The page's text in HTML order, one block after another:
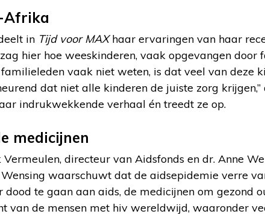
Afrika
in Tijd voor MAXhaar ervaringen van haar
hier hoe weeskinderen, vaak opgevangen door
familieleden vaak niet weten, is dat veel van deze
dat niet alle kinderen de juiste zorg krijgen,”
indrukwekkende verhaal én treedt ze op.
medicijnen
directeur van Aidsfonds en dr. Anne
waarschuwt dat de aidsepidemie verre
dood te gaan aan aids, de medicijnen om gezond
van de mensen met hiv wereldwijd, waaronder